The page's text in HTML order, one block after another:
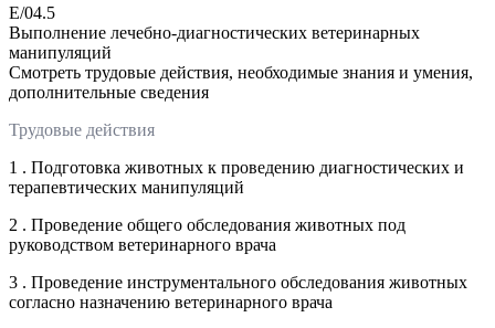
E/04.5
Выполнение лечебно-диагностических ветеринарных
манипуляций
Смотреть трудовые действия, необходимые знания и умения,
дополнительные сведения
Трудовые действия
1 . Подготовка животных к проведению диагностических и
терапевтических манипуляций
2 . Проведение общего обследования животных под
руководством ветеринарного врача
3 . Проведение инструментального обследования животных
согласно назначению ветеринарного врача